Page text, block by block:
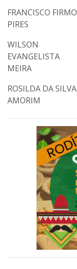
FRANCISCO FIRMO
PIRES
WILSON
EVANGELISTA
MEIRA
ROSILDA DA SILVA
AMORIM